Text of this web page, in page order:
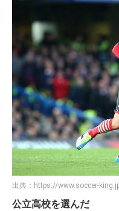
出典： https://www.soccer-
公立高校を選んだ